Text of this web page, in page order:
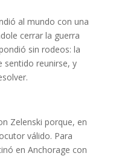
al mundo con una
cerrar la guerra
sin rodeos: la
sentido reunirse, y
Zelenski porque, en
válido. Para
en Anchorage con